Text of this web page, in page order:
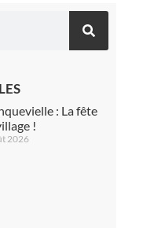
: La fête
!
2026